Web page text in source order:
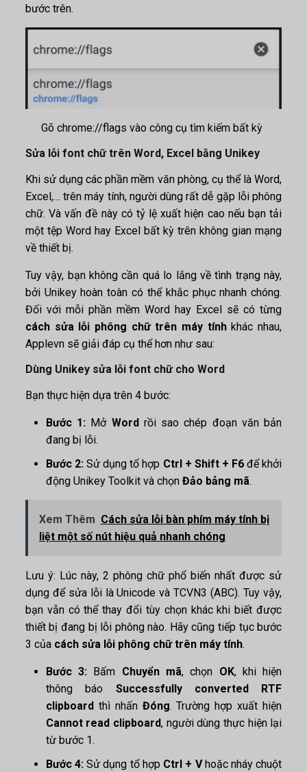
bước trên.
Gõ chrome://flags vào công cụ tìm kiếm bất kỳ
Sửa lỗi font chữ trên Word, Excel bằng Unikey
Khi sử dụng các phần mềm văn phòng, cụ thể là Word,
Excel,… trên máy tính, người dùng rất dễ gặp lỗi phông
chữ. Và vấn đề này có tỷ lệ xuất hiện cao nếu bạn tải
một tệp Word hay Excel bất kỳ trên không gian mạng
về thiết bị.
Tuy vậy, bạn không cần quá lo lắng về tình trạng này,
bởi Unikey hoàn toàn có thể khắc phục nhanh chóng.
Đối với mỗi phần mềm Word hay Excel sẽ có từng
cách sửa lỗi phông chữ trên máy tínhkhác nhau,
Applevn sẽ giải đáp cụ thể hơn như sau:
Dùng Unikey sửa lỗi font chữ cho Word
Bạn thực hiện dựa trên 4 bước:
Bước 1: Mở Word rồi sao chép đoạn văn bản
đang bị lỗi.
Bước 2: Sử dụng tổ hợp Ctrl + Shift + F6để khởi
động Unikey Toolkit và chọn Đảo bảng mã.
Xem Thêm Cách sửa lỗi bàn phím máy tính bị
liệt một số nút hiệu quả nhanh chóng
Lưu ý: Lúc này, 2 phông chữ phổ biến nhất được sử
dụng để sửa lỗi là Unicode và TCVN3 (ABC). Tuy vậy,
bạn vẫn có thể thay đổi tùy chọn khác khi biết được
thiết bị đang bị lỗi phông nào. Hãy cũng tiếp tục bước
3 của cách sửa lỗi phông chữ trên máy tính.
Bước 3: Bấm Chuyển mã, chọn OK, khi hiện
thông báo Successfully converted RTF
clipboard thì nhấn Đóng. Trường hợp xuất hiện
Cannot read clipboard, người dùng thực hiện lại
từ bước 1.
Bước 4: Sử dụng tổ hợp Ctrl + Vhoặc nháy chuột